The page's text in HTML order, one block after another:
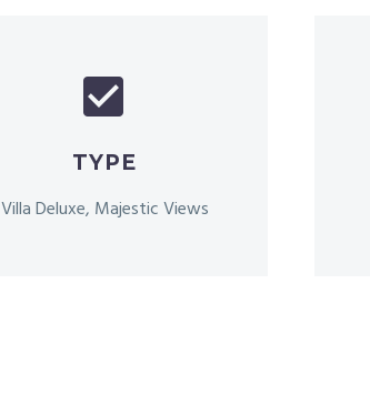


TYPE
Villa Deluxe, Majestic Views